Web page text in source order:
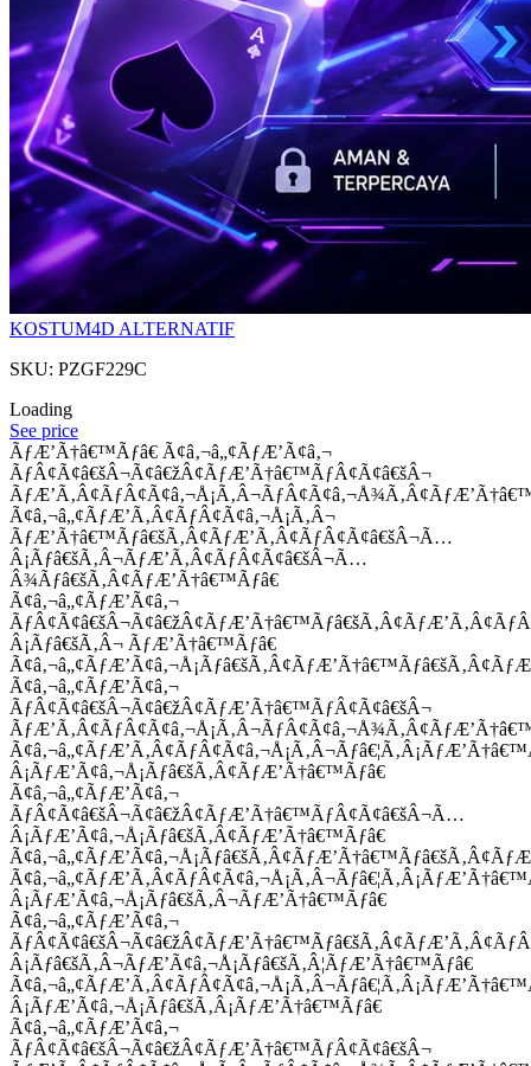
KOSTUM4D ALTERNATIF
SKU: PZGF229C
Loading
See price
ÃƒÆ’Ã†â€™Ãƒâ€ Ã¢â‚¬â„¢ÃƒÆ’Ã¢â‚¬
ÃƒÂ¢Ã¢â€šÂ¬Ã¢â€žÂ¢ÃƒÆ’Ã†â€™ÃƒÂ¢Ã¢â€šÂ¬
Ã¢â‚¬â„¢ÃƒÆ’Ã‚Â¢ÃƒÂ¢Ã¢â‚¬Å¡Ã‚Â¬
ÃƒÆ’Ã†â€™Ãƒâ€šÃ‚Â¢ÃƒÆ’Ã‚Â¢ÃƒÂ¢Ã¢â€šÂ¬Ã…
Â¡Ãƒâ€šÃ‚Â¬ÃƒÆ’Ã‚Â¢ÃƒÂ¢Ã¢â€šÂ¬Ã…
Â¾Ãƒâ€šÃ‚Â¢ÃƒÆ’Ã†â€™Ãƒâ€
Ã¢â‚¬â„¢ÃƒÆ’Ã¢â‚¬
Â¡Ãƒâ€šÃ‚Â¬ ÃƒÆ’Ã†â€™Ãƒâ€
Ã¢â‚¬â„¢ÃƒÆ’Ã¢â‚¬
ÃƒÂ¢Ã¢â€šÂ¬Ã¢â€žÂ¢ÃƒÆ’Ã†â€™ÃƒÂ¢Ã¢â€šÂ¬
Â¡ÃƒÆ’Ã¢â‚¬Å¡Ãƒâ€šÃ‚Â¢ÃƒÆ’Ã†â€™Ãƒâ€
Ã¢â‚¬â„¢ÃƒÆ’Ã¢â‚¬
ÃƒÂ¢Ã¢â€šÂ¬Ã¢â€žÂ¢ÃƒÆ’Ã†â€™ÃƒÂ¢Ã¢â€šÂ¬Ã…
Â¡ÃƒÆ’Ã¢â‚¬Å¡Ãƒâ€šÃ‚Â¢ÃƒÆ’Ã†â€™Ãƒâ€
Â¡ÃƒÆ’Ã¢â‚¬Å¡Ãƒâ€šÃ‚Â¬ÃƒÆ’Ã†â€™Ãƒâ€
Ã¢â‚¬â„¢ÃƒÆ’Ã¢â‚¬
Â¡Ãƒâ€šÃ‚Â¬ÃƒÆ’Ã¢â‚¬Å¡Ãƒâ€šÃ‚Â¦ÃƒÆ’Ã†â€™Ãƒâ€
Â¡ÃƒÆ’Ã¢â‚¬Å¡Ãƒâ€šÃ‚Â¡ÃƒÆ’Ã†â€™Ãƒâ€
Ã¢â‚¬â„¢ÃƒÆ’Ã¢â‚¬
ÃƒÂ¢Ã¢â€šÂ¬Ã¢â€žÂ¢ÃƒÆ’Ã†â€™ÃƒÂ¢Ã¢â€šÂ¬